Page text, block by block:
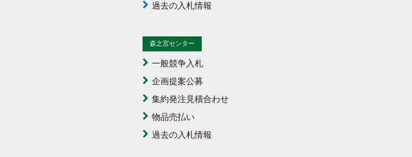
過去の入札情報
森之宮センター
一般競争入札
企画提案公募
集約発注見積合わせ
物品売払い
過去の入札情報